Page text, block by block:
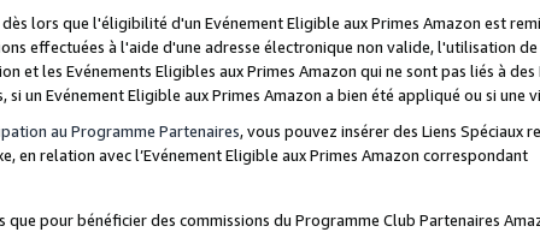
lors que l'éligibilité d'un Evénement Eligible aux Primes Amazon est
effectuées à l'aide d'une adresse électronique non valide, l'utilisation
et les Evénements Eligibles aux Primes Amazon qui ne sont pas liés à
si un Evénement Eligible aux Primes Amazon a bien été appliqué ou si
au Programme Partenaires, vous pouvez insérer des Liens Spéciaux
en relation avec l’Evénement Eligible aux Primes Amazon correspondant
pour bénéficier des commissions du Programme Club Partenaires